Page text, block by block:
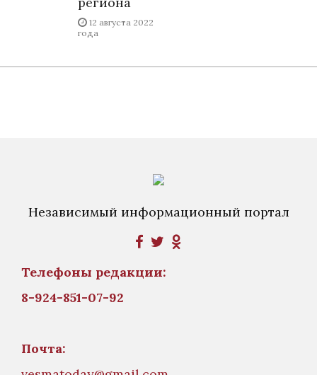
12 августа 2022
года
Независимый информационный портал
Телефоны редакции:
8-924-851-07-92
Почта: